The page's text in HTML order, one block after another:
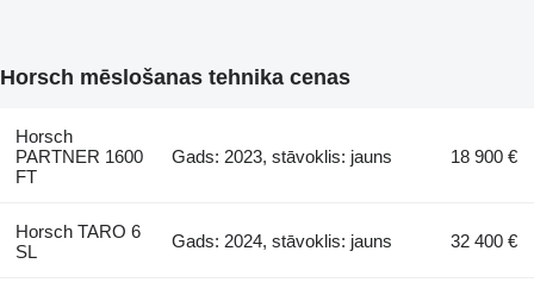
Horsch mēslošanas tehnika cenas
Horsch
PARTNER 1600
FT
Gads: 2023, stāvoklis: jauns 18 900 €
Horsch TARO 6
SL
Gads: 2024, stāvoklis: jauns 32 400 €